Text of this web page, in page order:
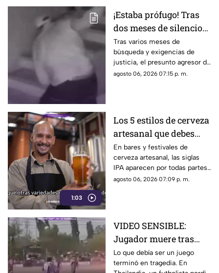
¡Estaba prófugo! Tras
dos meses de silencio
detuvieron a Jorge "N",
agresor de Paula
Tras varios meses de
búsqueda y exigencias de
justicia, el presunto agresor de
Paula Fajardo fue localizado y
agosto 06, 2026 07:15 p. m.
1:03
Los 5 estilos de cerveza
artesanal que debes
conocer
En bares y festivales de
cerveza artesanal, las siglas
IPA aparecen por todas partes.
Pero, ¿qué significa realmente
agosto 06, 2026 07:09 p. m.
VIDEO SENSIBLE:
Jugador muere tras
impacto de rayo
durante partido
Lo que debía ser un juego
terminó en tragedia. En